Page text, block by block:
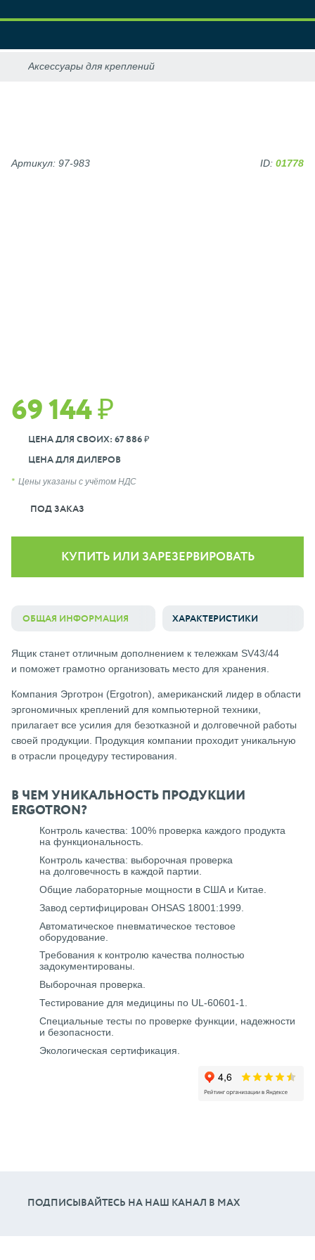
69 144 ₽
ЦЕНА ДЛЯ СВОИХ: 67 886 ₽
ЦЕНА ДЛЯ ДИЛЕРОВ
Цены указаны с учётом НДС
ПОД ЗАКАЗ
Артикул: 97-983 ID: 01778
КУПИТЬ ИЛИ ЗАРЕЗЕРВИРОВАТЬ
ОБЩАЯ ИНФОРМАЦИЯ ХАРАКТЕРИСТИКИ
Ящик станет отличным дополнением к тележкам SV43/44
и поможет грамотно организовать место для хранения.
Компания Эрготрон (Ergotron), американский лидер в области
эргономичных креплений для компьютерной техники,
прилагает все усилия для безотказной и долговечной работы
своей продукции. Продукция компании проходит уникальную
в отрасли процедуру тестирования.
В ЧЕМ УНИКАЛЬНОСТЬ ПРОДУКЦИИ
ERGOTRON?
Контроль качества: 100% проверка каждого продукта
на функциональность.
Контроль качества: выборочная проверка
на долговечность в каждой партии.
Общие лабораторные мощности в США и Китае.
Завод сертифицирован OHSAS 18001:1999.
Автоматическое пневматическое тестовое
оборудование.
Требования к контролю качества полностью
задокументированы.
Выборочная проверка.
Тестирование для медицины по UL-60601-1.
Специальные тесты по проверке функции, надежности
и безопасности.
Экологическая сертификация.
ПОДПИСЫВАЙТЕСЬ НА НАШ КАНАЛ В МАХ